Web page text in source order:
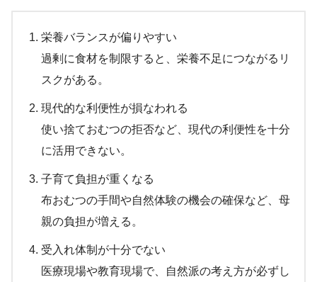
栄養バランスが偏りやすい
過剰に食材を制限すると、栄養不足につながるリ
スクがある。
現代的な利便性が損なわれる
使い捨ておむつの拒否など、現代の利便性を十分
に活用できない。
子育て負担が重くなる
布おむつの手間や自然体験の機会の確保など、母
親の負担が増える。
受入れ体制が十分でない
医療現場や教育現場で、自然派の考え方が必ずし